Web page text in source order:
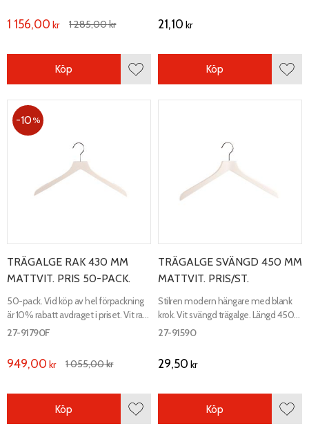
1 156,00 kr 1 285,00kr
Lägg till i favoriter
Köp
21,10 kr
Köp
TRÄGALGE RAK 430 MM
MATTVIT. PRIS 50-PACK.
50-pack. Vid köp av hel förpackning
är 10% rabatt avdraget i priset. Vit rak
trägalge. Med infälld antislip. Längd
27-91790F
949,00 kr 1 055,00kr
10%
Lägg till i favoriter
Köp
TRÄGALGE SVÄNGD 450 MM
MATTVIT. PRIS/ST.
Stilren modern hängare med blank
krok. Vit svängd trägalge. Längd 450
mm, bredd 20 mm.
27-91590
29,50 kr
Köp